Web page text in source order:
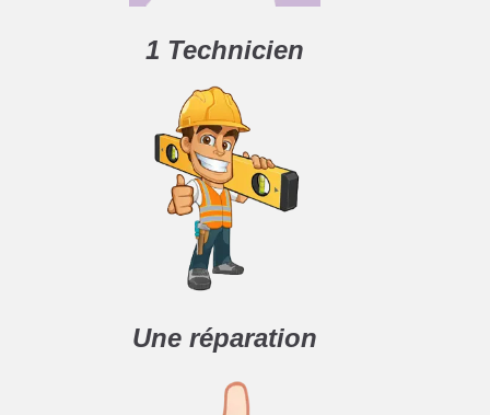
1 Technicien
Une réparation